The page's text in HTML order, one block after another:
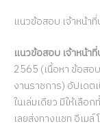
แนวข้อสอบ เจ้าหน้
แนวข้อสอบ เจ้าหน้
2565 (เนื้อหา ข้อสอ
งานราชการ) อัปเด
ในเล่มเดียว มีให้เลือ
เลยส่งทางแชท อีเม